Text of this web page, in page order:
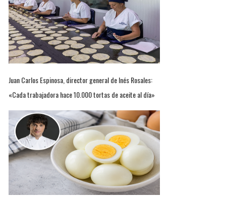
Juan Carlos Espinosa, director general de Inés Rosales:
«Cada trabajadora hace 10.000 tortas de aceite al día»